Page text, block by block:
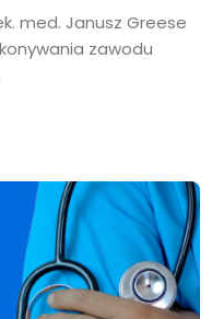
med. Janusz Greese
zawodu